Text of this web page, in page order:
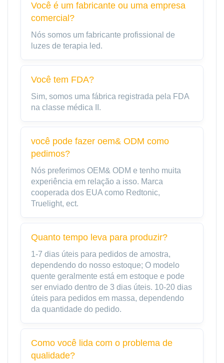
Você é um fabricante ou uma empresa
comercial?
Nós somos um fabricante profissional de
luzes de terapia led.
Você tem FDA?
Sim, somos uma fábrica registrada pela FDA
na classe médica II.
você pode fazer oem& ODM como
pedimos?
Nós preferimos OEM& ODM e tenho muita
experiência em relação a isso. Marca
cooperada dos EUA como Redtonic,
Truelight, ect.
Quanto tempo leva para produzir?
1-7 dias úteis para pedidos de amostra,
dependendo do nosso estoque; O modelo
quente geralmente está em estoque e pode
ser enviado dentro de 3 dias úteis. 10-20 dias
úteis para pedidos em massa, dependendo
da quantidade do pedido.
Como você lida com o problema de
qualidade?